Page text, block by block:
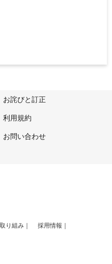
お詫びと訂正
利用規約
お問い合わせ
り組み
採用情報